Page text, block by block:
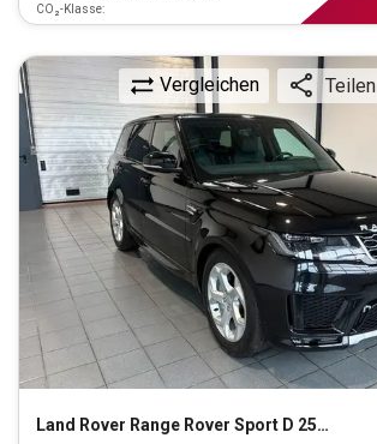
CO₂-Klasse:
Land Rover Range Rover Sport D 250 3.0 Mild-Hybrid HSE Mild-H
Vergleichen Teilen